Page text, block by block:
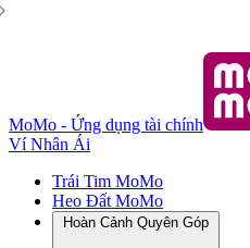
MoMo - Ứng dụng tài chính
Ví Nhân Ái
Trái Tim MoMo
Heo Đất MoMo
Hoàn Cảnh Quyên Góp